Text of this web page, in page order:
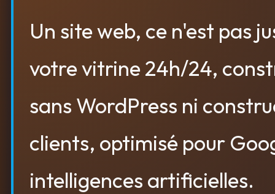
Un site web, ce n'est pas
votre vitrine 24h/24,
sans WordPress ni
clients, optimisé pour
intelligences artificielles.